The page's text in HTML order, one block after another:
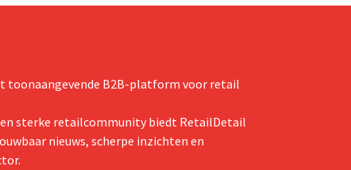
toonaangevende B2B-platform voor retail
sterke retailcommunity biedt RetailDetail
nieuws, scherpe inzichten en